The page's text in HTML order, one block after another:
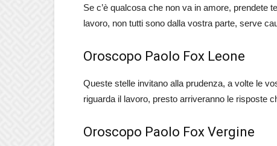
Se c’è qualcosa che non va in amore, prendete
lavoro, non tutti sono dalla vostra parte, serve
Oroscopo Paolo Fox Leone
Queste stelle invitano alla prudenza, a volte le
riguarda il lavoro, presto arriveranno le risposte
Oroscopo Paolo Fox Vergine